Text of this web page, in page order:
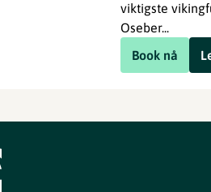
viktigste
Oseber...
Book nå